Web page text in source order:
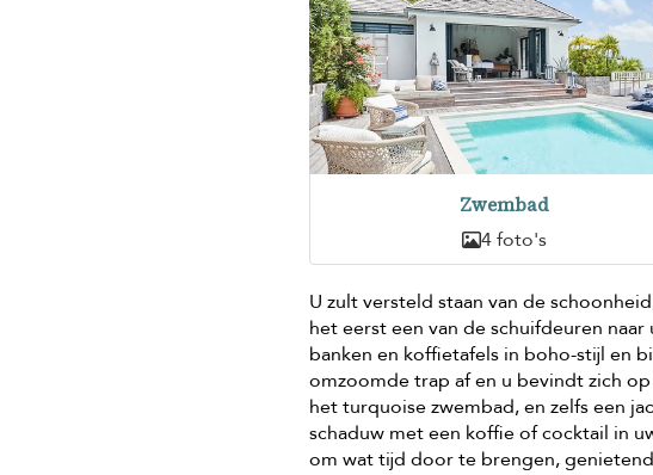
Zwembad
4 foto's
U zult versteld staan van de
het eerst een van de schuifdeuren
banken en koffietafels in boho-stijl en
omzoomde trap af en u bevindt zich
het turquoise zwembad, en zelfs een
schaduw met een koffie of cocktail in
om wat tijd door te brengen,